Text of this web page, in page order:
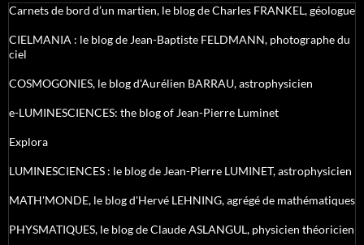
Carnets de bord d’un martien, le blog de Charles FRANKEL, géologue
CIELMANIA : le blog de Jean-Baptiste FELDMANN, photographe du
ciel
COSMOGONIES, le blog d'Aurélien BARRAU, astrophysicien
e-LUMINESCIENCES: the blog of Jean-Pierre Luminet
Explora
LUMINESCIENCES : le blog de Jean-Pierre LUMINET, astrophysicien
MATH'MONDE, le blog d'Hervé LEHNING, agrégé de mathématiques
PHYSMATIQUES, le blog de Claude ASLANGUL, physicien théoricien